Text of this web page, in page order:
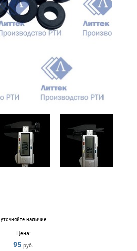
уточняйте наличие
Цена:
95 руб.